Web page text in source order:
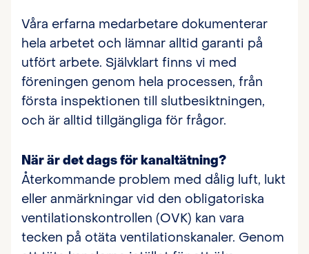
Våra erfarna medarbetare dokumenterar
hela arbetet och lämnar alltid garanti på
utfört arbete. Självklart finns vi med
föreningen genom hela processen, från
första inspektionen till slutbesiktningen,
och är alltid tillgängliga för frågor.
När är det dags för kanaltätning?
Återkommande problem med dålig luft, lukt
eller anmärkningar vid den obligatoriska
ventilationskontrollen (OVK) kan vara
tecken på otäta ventilationskanaler. Genom